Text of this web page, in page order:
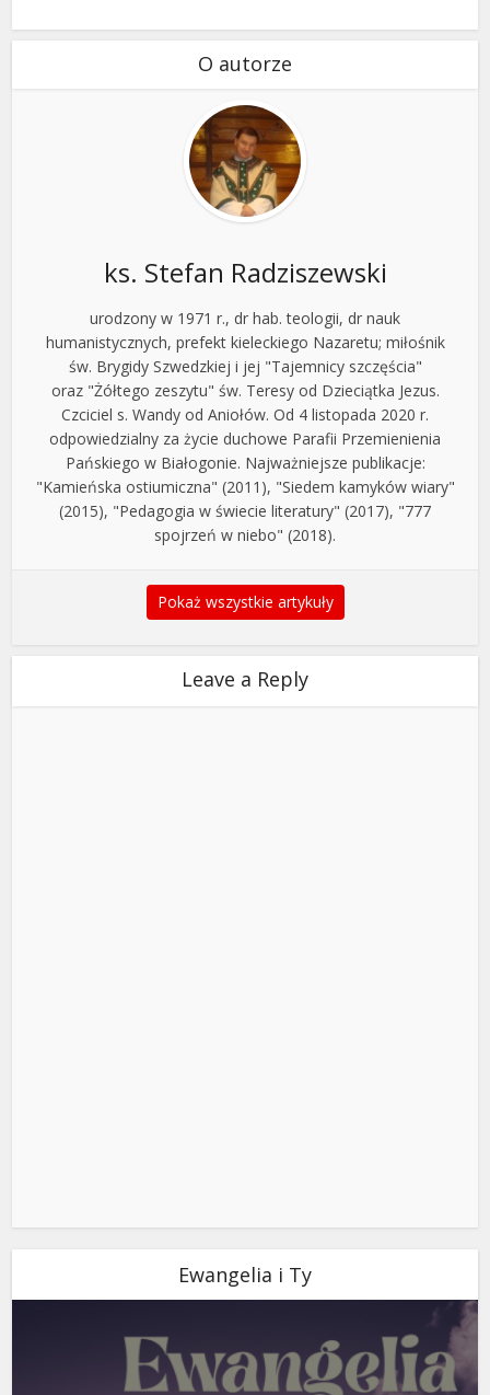
O autorze
ks. Stefan Radziszewski
urodzony w 1971 r., dr hab. teologii, dr nauk
humanistycznych, prefekt kieleckiego Nazaretu; miłośnik
św. Brygidy Szwedzkiej i jej "Tajemnicy szczęścia"
oraz "Żółtego zeszytu" św. Teresy od Dzieciątka Jezus.
Czciciel s. Wandy od Aniołów. Od 4 listopada 2020 r.
odpowiedzialny za życie duchowe Parafii Przemienienia
Pańskiego w Białogonie. Najważniejsze publikacje:
"Kamieńska ostiumiczna" (2011), "Siedem kamyków wiary"
(2015), "Pedagogia w świecie literatury" (2017), "777
spojrzeń w niebo" (2018).
Pokaż wszystkie artykuły
Leave a Reply
Ewangelia i Ty